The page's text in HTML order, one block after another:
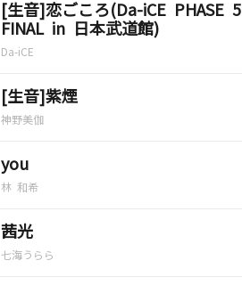
[生音]恋ごころ(Da-iCE PHASE 5
FINAL in 日本武道館)
Da-iCE
[生音]紫煙
神野美伽
you
林 和希
茜光
七海うらら